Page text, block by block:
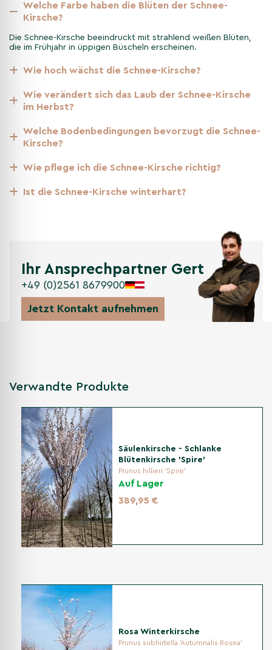
Regelmäßiges Gießen und Düngen unterstützt das Wachstum
nach der Blüte leicht zurück, um eine schöne Krone zu erhalten.
diese frühzeitig.
Merkmale der Schnee-Kirsche im
Im Frühjahr besticht die Schnee-Kirsche durch ihre weißen
Herbst bringt eine beeindruckende Färbung in Gelb- und
und eine attraktive Silhouette zeigt.
Nicht gefunden, was Sie gesucht haben?
Entdecken Sie unsere weiteren Kategorien
Japanische Zierkirsche
Welche Farbe haben die Blüten der Schnee-
Kirsche?
Die Schnee-Kirsche beeindruckt mit strahlend weißen Blüten,
die im Frühjahr in üppigen Büscheln erscheinen.
Wie hoch wächst die Schnee-Kirsche?
Wie verändert sich das Laub der Schnee-Kirsche
im Herbst?
Welche Bodenbedingungen bevorzugt die Schnee-
Kirsche?
Wie pflege ich die Schnee-Kirsche richtig?
Ist die Schnee-Kirsche winterhart?
Ihr Ansprechpartner Gert
+49 (0)2561 8679900
Jetzt Kontakt aufnehmen
Verwandte Produkte
Säulenkirsche - Schlanke
Blütenkirsche 'Spire'
Prunus hillieri 'Spire'
Auf Lager
389,95 €
Rosa Winterkirsche
Prunus subhirtella 'Autumnalis Rosea'